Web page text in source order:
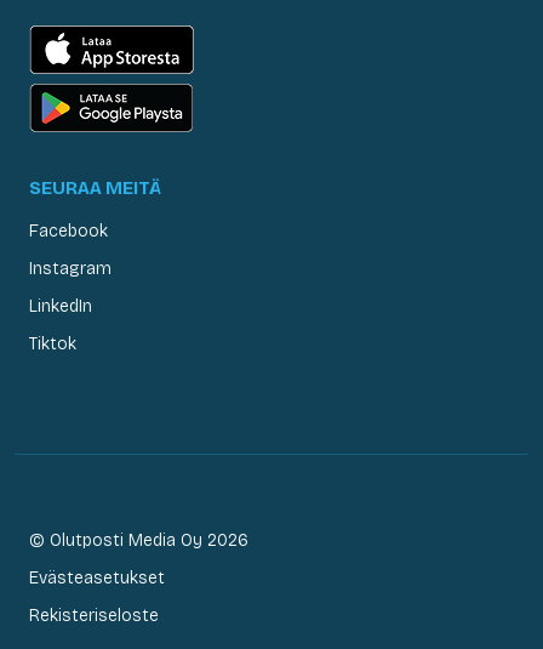
SEURAA MEITÄ
Facebook
Instagram
LinkedIn
Tiktok
© Olutposti Media Oy 2026
Evästeasetukset
Rekisteriseloste